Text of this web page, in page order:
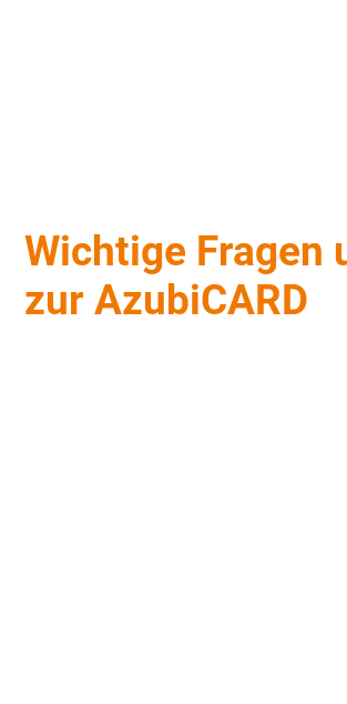
Wichtige Fragen
zur AzubiCARD